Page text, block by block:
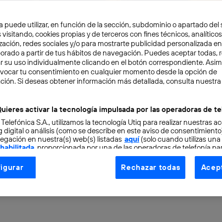
4 min
una superfábrica
con Europa y
SpaceX
puede utilizar, en función de la sección, subdominio o apartado del
visitando, cookies propias y de terceros con fines técnicos,
redes sociales y/o para mostrarte publicidad personalizada
a partir de tus hábitos de navegación. Puedes aceptar todas,
su uso individualmente clicando en el botón correspondiente.
tu consentimiento en cualquier momento desde la opción de
Si deseas obtener información más detallada, consulta nuestra
activar la tecnología impulsada por las operadoras de
S.A., utilizamos la tecnología Utiq para realizar nuestras
digital o análisis (como se describe en este aviso de
en nuestra(s) web(s) listadas aquí(solo cuando utilizas una
, proporcionada por una de las operadoras de telefonía
consentimiento en cada página web).
Utiq está diseñada con la privacidad como prioridad
dirección IP y otra información de la cuenta de cliente de
Rechazar todas